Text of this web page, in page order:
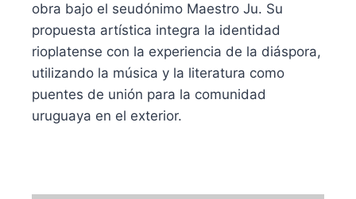
obra bajo el seudónimo Maestro Ju. Su
propuesta artística integra la identidad
rioplatense con la experiencia de la diáspora,
utilizando la música y la literatura como
puentes de unión para la comunidad
uruguaya en el exterior.